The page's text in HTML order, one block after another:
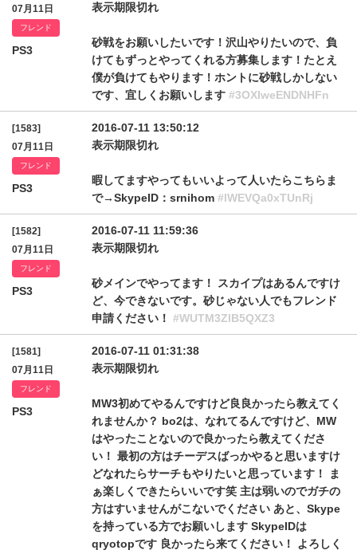
07月11日
フレンド
PS3
表示期限切れ
砂戦をお願いしたいです！沢山やりたいので、負
けてもずっとやってくれる方募集します！たとえ
僕が負けてもやります！ホントに砂戦しかしない
です、宜しくお願いします #3OXIweENDNHFn
[1583]
07月11日
フレンド
PS3
2016-07-11 13:50:12
表示期限切れ
暇してますやってもいいよって人いたらこちらま
で→SkypeID：srnihom #lWEVQa0xTUnRj
[1582]
07月11日
フレンド
PS3
2016-07-11 11:59:36
表示期限切れ
砂メインでやってます！ スカイプはあるんですけ
ど、今できないです。砂じゃない人でもフレンド
申請ください！ #WUTM3ZlB5QXZ3
[1581]
07月11日
フレンド
PS3
2016-07-11 01:31:38
表示期限切れ
MW3初めてやるんですけど良良かったら教えてく
れませんか？ bo2は、なれてるんですけど、MW
はやったことないので良かったら教えてくださ
い！ 最初の方はチーデスばっかやると思いますけ
どなれたらサーチもやりたいと思っています！ ま
ぁ楽しくできたらいいです笑 主は弱いのでガチの
方はすいませんがこないでください あと、Skype
を持っている方でお願いします SkypeIDは
qryotopです 良かったら来てください！ よろしく